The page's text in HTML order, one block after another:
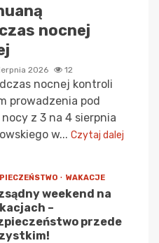
nocnej
2026 12
nocnej kontroli
prowadzenia pod
z 3 na 4 sierpnia
w... Czytaj dalej
WAKACJE
weekend na
–
przede